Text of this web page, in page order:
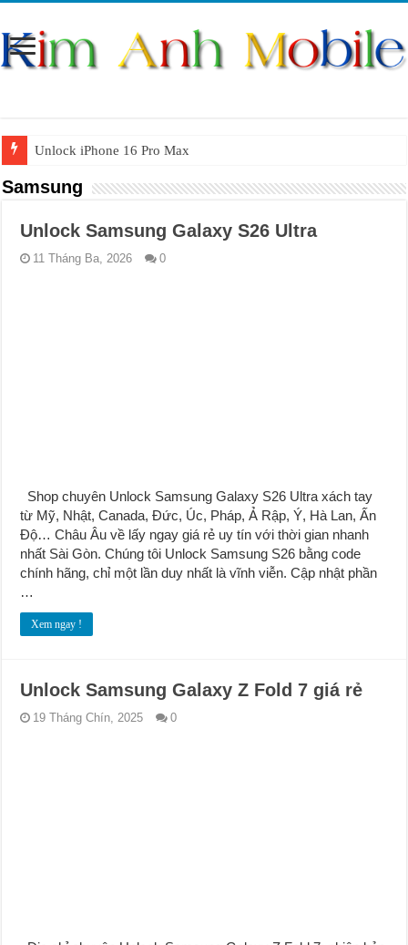
Unlock iPhone 16 Pro Max
Unlock iPhone 15 Pro Max lên quốc tế giá rẻ
Unlock Motorola Razr 2025
Samsung
Unlock Samsung Galaxy S26 Ultra
11 Tháng Ba, 2026 0
Shop chuyên Unlock Samsung Galaxy S26 Ultra xách tay
từ Mỹ, Nhật, Canada, Đức, Úc, Pháp, Ả Rập, Ý, Hà Lan, Ấn
Độ… Châu Âu về lấy ngay giá rẻ uy tín với thời gian nhanh
nhất Sài Gòn. Chúng tôi Unlock Samsung S26 bằng code
chính hãng, chỉ một lần duy nhất là vĩnh viễn. Cập nhật phần
…
Xem ngay !
Unlock Samsung Galaxy Z Fold 7 giá rẻ
19 Tháng Chín, 2025 0